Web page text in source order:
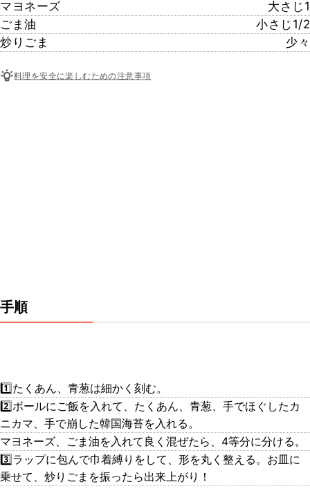
マヨネーズ
大さじ1
ごま油
小さじ1/2
炒りごま
少々
料理を安全に楽しむための注意事項
手順
1️⃣たくあん、青葱は細かく刻む。
2️⃣ボールにご飯を入れて、たくあん、青葱、手でほぐしたカ
ニカマ、手で崩した韓国海苔を入れる。
マヨネーズ、ごま油を入れて良く混ぜたら、4等分に分ける。
3️⃣ラップに包んで巾着縛りをして、形を丸く整える。お皿に
乗せて、炒りごまを振ったら出来上がり！